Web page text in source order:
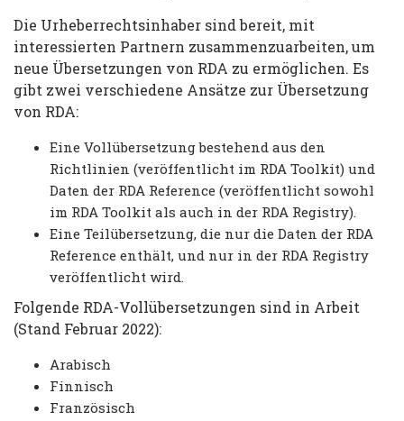
Die Urheberrechtsinhaber sind bereit, mit
interessierten Partnern zusammenzuarbeiten, um
neue Übersetzungen von RDA zu ermöglichen. Es
gibt zwei verschiedene Ansätze zur Übersetzung
von RDA:
Eine Vollübersetzung bestehend aus den
Richtlinien (veröffentlicht im RDA Toolkit) und
Daten der RDA Reference (veröffentlicht sowohl
im RDA Toolkit als auch in der RDA Registry).
Eine Teilübersetzung, die nur die Daten der RDA
Reference enthält, und nur in der RDA Registry
veröffentlicht wird.
Folgende RDA-Vollübersetzungen sind in Arbeit
(Stand Februar 2022):
Arabisch
Finnisch
Französisch